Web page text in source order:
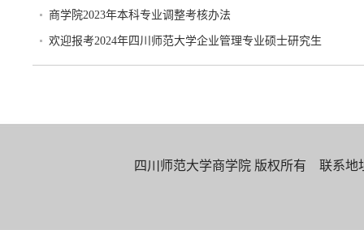
商学院2023年本科专业调整考核办法
欢迎报考2024年四川师范大学企业管理专业硕士研究生
四川师范大学商学院 版权所有 联系